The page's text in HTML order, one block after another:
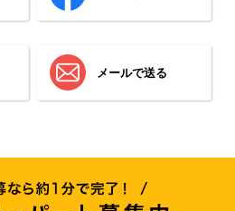
メールで送る